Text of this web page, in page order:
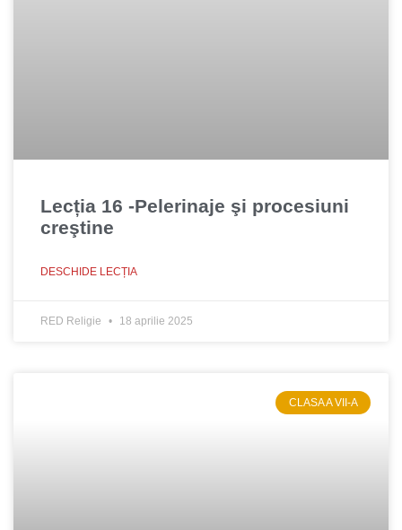
Lecția 16 -Pelerinaje şi procesiuni
creştine
DESCHIDE LECȚIA
RED Religie 18 aprilie 2025
CLASA A VII-A